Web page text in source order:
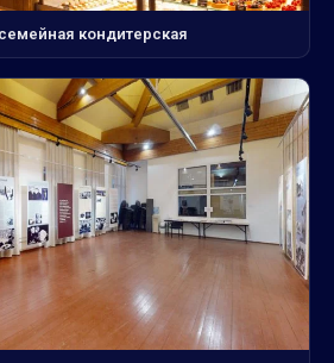
кондитерская